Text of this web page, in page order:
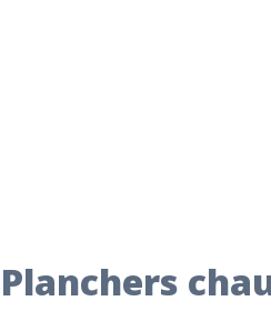
Planchers